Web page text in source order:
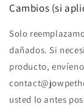
Cambios (si
Solo
dañados. Si
producto,
usted lo antes